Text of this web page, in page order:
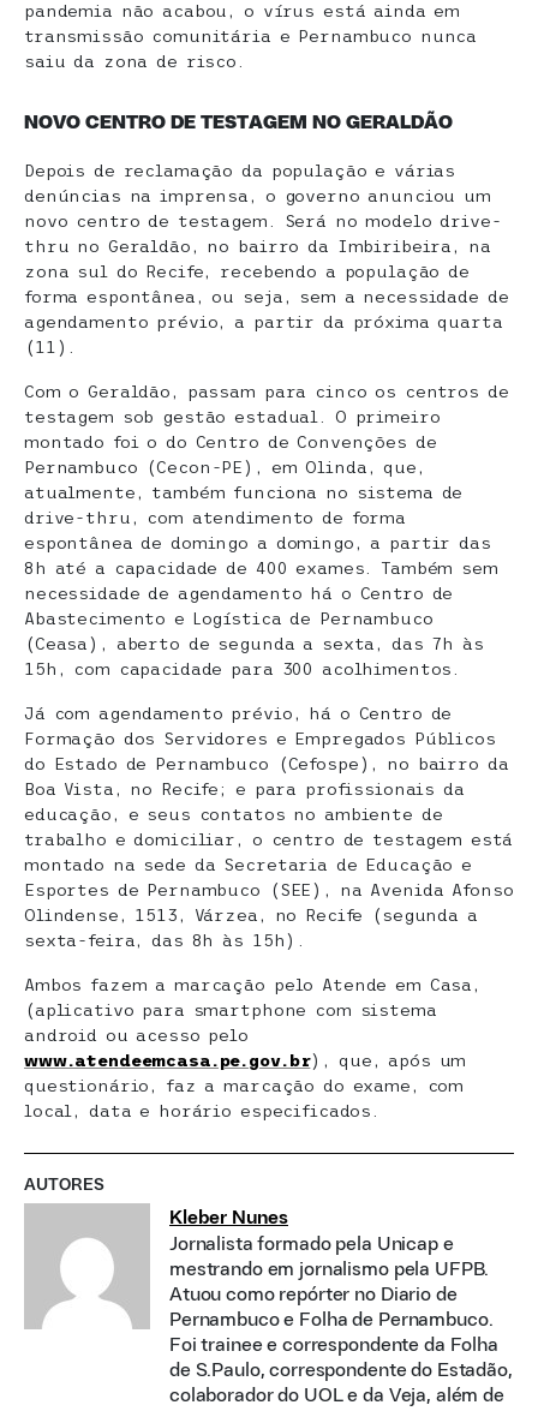
pandemia não acabou, o vírus está ainda em
transmissão comunitária e Pernambuco nunca
saiu da zona de risco.
NOVO CENTRO DE TESTAGEM NO GERALDÃO
Depois de reclamação da população e várias
denúncias na imprensa, o governo anunciou um
novo centro de testagem. Será no modelo drive-
thru no Geraldão, no bairro da Imbiribeira, na
zona sul do Recife, recebendo a população de
forma espontânea, ou seja, sem a necessidade de
agendamento prévio, a partir da próxima quarta
(11).
Com o Geraldão, passam para cinco os centros de
testagem sob gestão estadual. O primeiro
montado foi o do Centro de Convenções de
Pernambuco (Cecon-PE), em Olinda, que,
atualmente, também funciona no sistema de
drive-thru, com atendimento de forma
espontânea de domingo a domingo, a partir das
8h até a capacidade de 400 exames. Também sem
necessidade de agendamento há o Centro de
Abastecimento e Logística de Pernambuco
(Ceasa), aberto de segunda a sexta, das 7h às
15h, com capacidade para 300 acolhimentos.
Já com agendamento prévio, há o Centro de
Formação dos Servidores e Empregados Públicos
do Estado de Pernambuco (Cefospe), no bairro da
Boa Vista, no Recife; e para profissionais da
educação, e seus contatos no ambiente de
trabalho e domiciliar, o centro de testagem está
montado na sede da Secretaria de Educação e
Esportes de Pernambuco (SEE), na Avenida Afonso
Olindense, 1513, Várzea, no Recife (segunda a
sexta-feira, das 8h às 15h).
Ambos fazem a marcação pelo Atende em Casa,
(aplicativo para smartphone com sistema
android ou acesso pelo
www.atendeemcasa.pe.gov.br), que, após um
questionário, faz a marcação do exame, com
local, data e horário especificados.
AUTORES
Kleber Nunes
Jornalista formado pela Unicap e
mestrando em jornalismo pela UFPB.
Atuou como repórter no Diario de
Pernambuco e Folha de Pernambuco.
Foi trainee e correspondente da Folha
de S.Paulo, correspondente do Estadão,
colaborador do UOL e da Veja, além de